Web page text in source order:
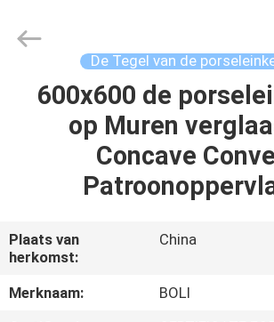
HUIS
PRODUCTEN
OVER
ONS
CERAMICS
CO.,LTD..
De Tegel van de
600x600 de
op Muren
Concave
Plaats van
herkomst:
China
Merknaam:
BOLI